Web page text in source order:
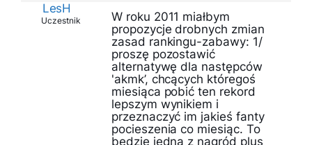
LesH
Uczestnik
W roku 2011 miałbym
propozycje drobnych zmian
zasad rankingu-zabawy: 1/
proszę pozostawić
alternatywę dla następców
'akmk’, chcących któregoś
miesiąca pobić ten rekord
lepszym wynikiem i
przeznaczyć im jakieś fanty
pocieszenia co miesiąc. To
będzie jedna z nagród plus